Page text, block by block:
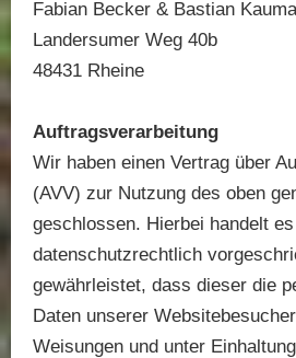
Fabian Becker & Bastian
Landersumer Weg 40b
48431 Rheine
Auftragsverarbeitung
Wir haben einen Vertrag über
(AVV) zur Nutzung des oben
geschlossen. Hierbei handelt
datenschutzrechtlich
gewährleistet, dass dieser die
Daten unserer
Weisungen und unter